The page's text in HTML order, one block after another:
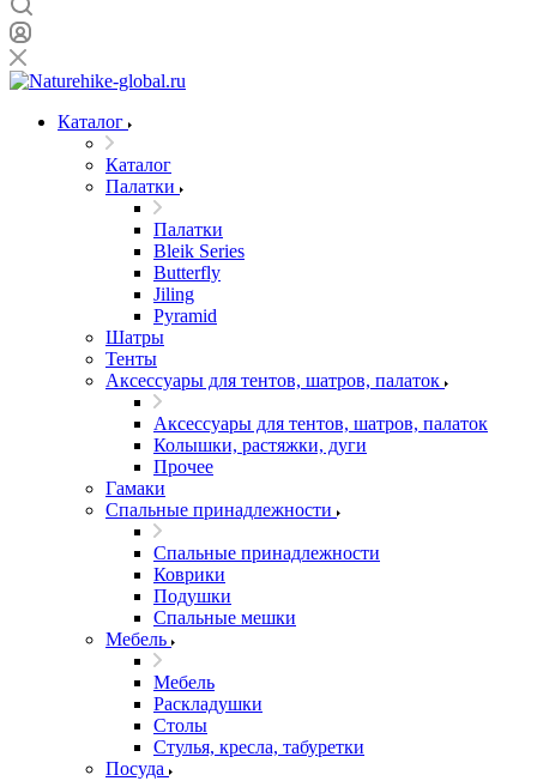
Каталог
Каталог
Палатки
Палатки
Bleik Series
Butterfly
Jiling
Pyramid
Шатры
Тенты
Аксессуары для тентов, шатров, палаток
Аксессуары для тентов, шатров, палаток
Колышки, растяжки, дуги
Прочее
Гамаки
Спальные принадлежности
Спальные принадлежности
Коврики
Подушки
Спальные мешки
Мебель
Мебель
Раскладушки
Столы
Стулья, кресла, табуретки
Посуда